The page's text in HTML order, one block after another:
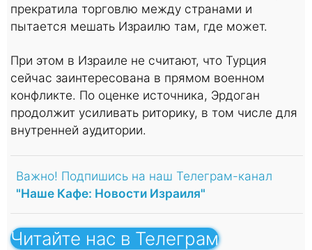
прекратила торговлю между странами и
пытается мешать Израилю там, где может.
При этом в Израиле не считают, что Турция
сейчас заинтересована в прямом военном
конфликте. По оценке источника, Эрдоган
продолжит усиливать риторику, в том числе для
внутренней аудитории.
Важно! Подпишись на наш Телеграм-канал
"Наше Кафе: Новости Израиля"
Читайте нас в Телеграм